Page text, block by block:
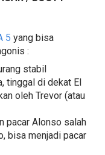
5 yang bisa
:
stabil
tinggal di dekat El
oleh Trevor (atau
pacar Alonso salah
bisa menjadi pacar